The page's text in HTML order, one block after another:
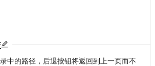
中的路径，后退按钮将返回到上一页而不